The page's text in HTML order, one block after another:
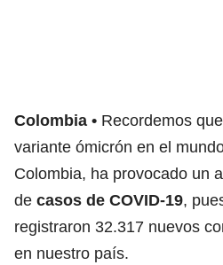
Colombia
Recordemos
variante ómicrón en el
Colombia, ha provocado un
de casos de COVID-19,
registraron 32.317 nuevos
en nuestro país.